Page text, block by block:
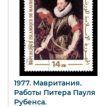
1977. Мавритания.
Работы Питера Пауля
Рубенса.